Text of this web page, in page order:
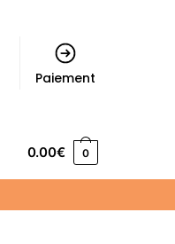
Paiement
0.00€ 0